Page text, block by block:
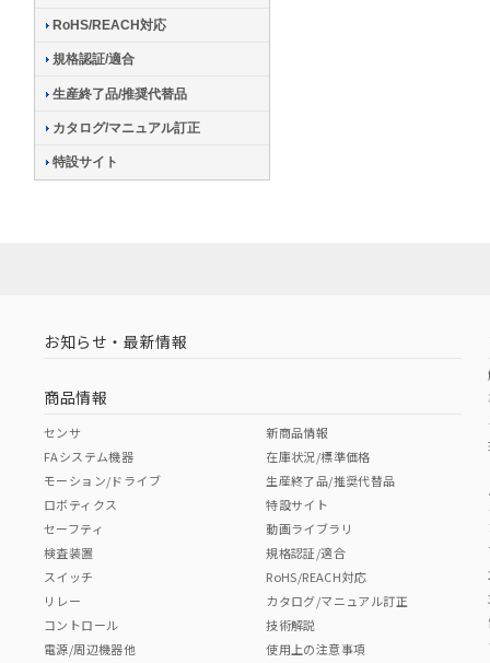
RoHS/REACH対応
規格認証/適合
生産終了品/推奨代替品
カタログ/マニュアル訂正
特設サイト
お知らせ・最新情報
商品情報
センサ
FAシステム機器
モーション/ドライブ
ロボティクス
セーフティ
検査装置
スイッチ
リレー
コントロール
電源/周辺機器他
新商品情報
在庫状況/標準価格
生産終了品/推奨代替品
特設サイト
動画ライブラリ
規格認証/適合
RoHS/REACH対応
カタログ/マニュアル訂正
技術解説
使用上の注意事項